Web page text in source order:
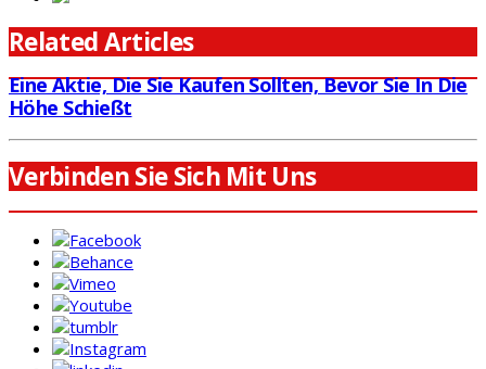
Related Articles
Eine Aktie, Die Sie Kaufen Sollten, Bevor Sie In Die
Höhe Schießt
Verbinden Sie Sich Mit Uns